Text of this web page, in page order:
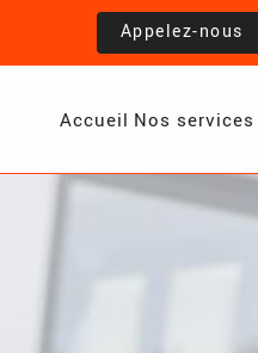
Appelez-nous
Accueil Nos services